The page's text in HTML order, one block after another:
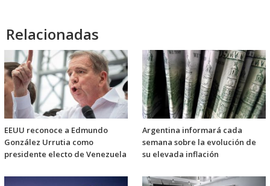
Relacionadas
EEUU reconoce a Edmundo
González Urrutia como
presidente electo de Venezuela
Argentina informará cada
semana sobre la evolución de
su elevada inflación